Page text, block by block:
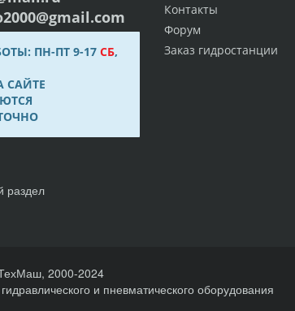
Контакты
Форум
Заказ гидростанции
ПН-ПТ 9-17СБ,
САЙТЕ
раздел
2000-2024
и пневматического оборудования